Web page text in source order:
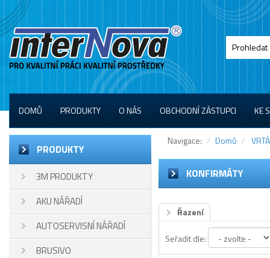
DOMŮ PRODUKTY O NÁS OBCHODNÍ ZÁSTUPCI KE
PRODUKTY
3M PRODUKTY
AKU NÁŘADÍ
AUTOSERVISNÍ NÁŘADÍ
BRUSIVO
Navigace: Domů
KONFIRMÁTY
Řazení
Seřadit dle: